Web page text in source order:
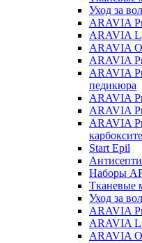
Уход за
ARAVIA
ARAVIA
ARAVIA
ARAVIA
ARAVIA
педикюра
ARAVIA
ARAVIA
ARAVIA
Start Epil
Наборы
Тканевые
Уход за
ARAVIA
ARAVIA
ARAVIA